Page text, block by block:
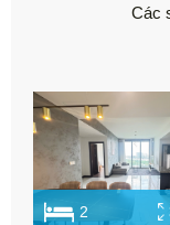
Các
2